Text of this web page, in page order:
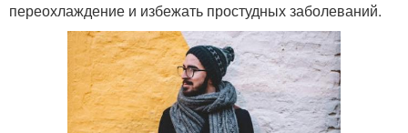
переохлаждение и избежать простудных заболеваний.